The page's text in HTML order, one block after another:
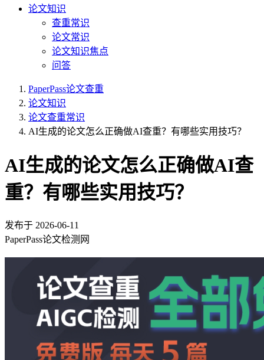
论文知识
查重常识
论文常识
论文知识焦点
问答
PaperPass论文查重
论文知识
论文查重常识
AI生成的论文怎么正确做AI查重？有哪些实用技巧？
AI生成的论文怎么正确做AI查
重？有哪些实用技巧？
发布于 2026-06-11
PaperPass论文检测网